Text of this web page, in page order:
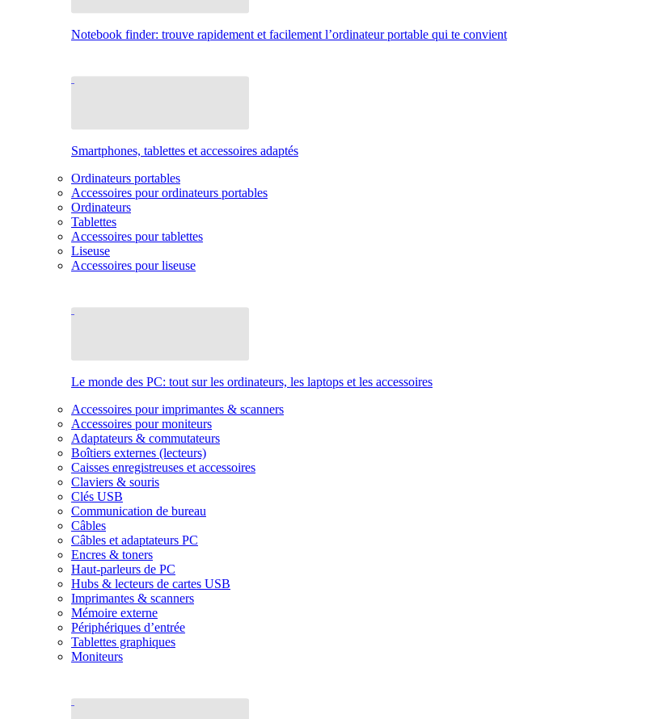
Notebook finder: trouve rapidement et facilement l’ordinateur portable qui te convient
Smartphones, tablettes et accessoires adaptés
Ordinateurs portables
Accessoires pour ordinateurs portables
Ordinateurs
Tablettes
Accessoires pour tablettes
Liseuse
Accessoires pour liseuse
Le monde des PC: tout sur les ordinateurs, les laptops et les accessoires
Accessoires pour imprimantes & scanners
Accessoires pour moniteurs
Adaptateurs & commutateurs
Boîtiers externes (lecteurs)
Caisses enregistreuses et accessoires
Claviers & souris
Clés USB
Communication de bureau
Câbles
Câbles et adaptateurs PC
Encres & toners
Haut-parleurs de PC
Hubs & lecteurs de cartes USB
Imprimantes & scanners
Mémoire externe
Périphériques d’entrée
Tablettes graphiques
Moniteurs